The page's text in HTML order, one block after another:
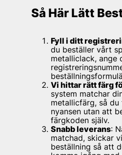
Så Här Lätt
Fyll i ditt
du beställer vårt
metalliclack, ange
Vi hittar rätt färg
system matchar
metallicfärg, så
nyansen utan att
färgkoden själv.
Snabb leverans:
matchad, skickar
beställning så att